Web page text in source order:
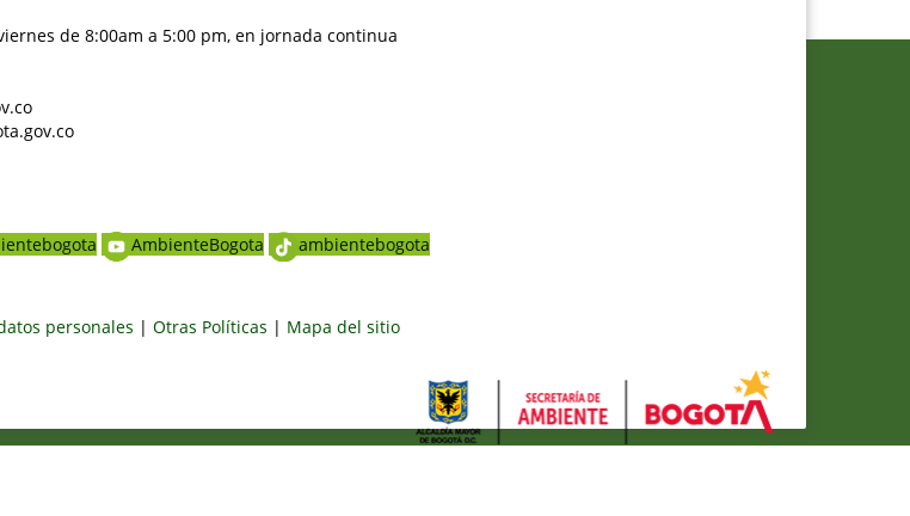
de 8:00am a 5:00 pm, en jornada continua
AmbienteBogota ambientebogota
personales | Otras Políticas | Mapa del sitio